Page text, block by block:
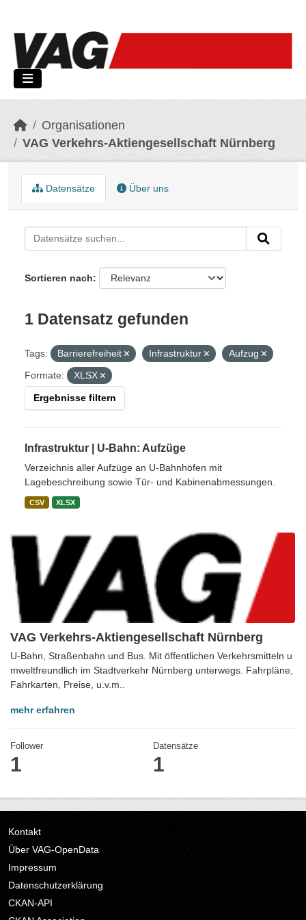
Organisationen
VAG Verkehrs-Aktiengesellschaft Nürnberg
VAG Verkehrs-Aktiengesellschaft Nürnberg
U-Bahn, Straßenbahn und Bus. Mit öffentlichen Verkehrsmitteln u
mweltfreundlich im Stadtverkehr Nürnberg unterwegs. Fahrpläne,
Fahrkarten, Preise, u.v.m..
mehr erfahren
Follower
1
Datensätze
1
Datensätze Über uns
Sortieren nach
1 Datensatz gefunden
Tags: Barrierefreiheit Infrastruktur
Aufzug
Formate:
XLSX
Ergebnisse filtern
Infrastruktur | U-Bahn: Aufzüge
Verzeichnis aller Aufzüge an U-Bahnhöfen mit
Lagebeschreibung sowie Tür- und Kabinenabmessungen.
CSV XLSX
Kontakt
Über VAG-OpenData
Impressum
Datenschutzerklärung
CKAN-API